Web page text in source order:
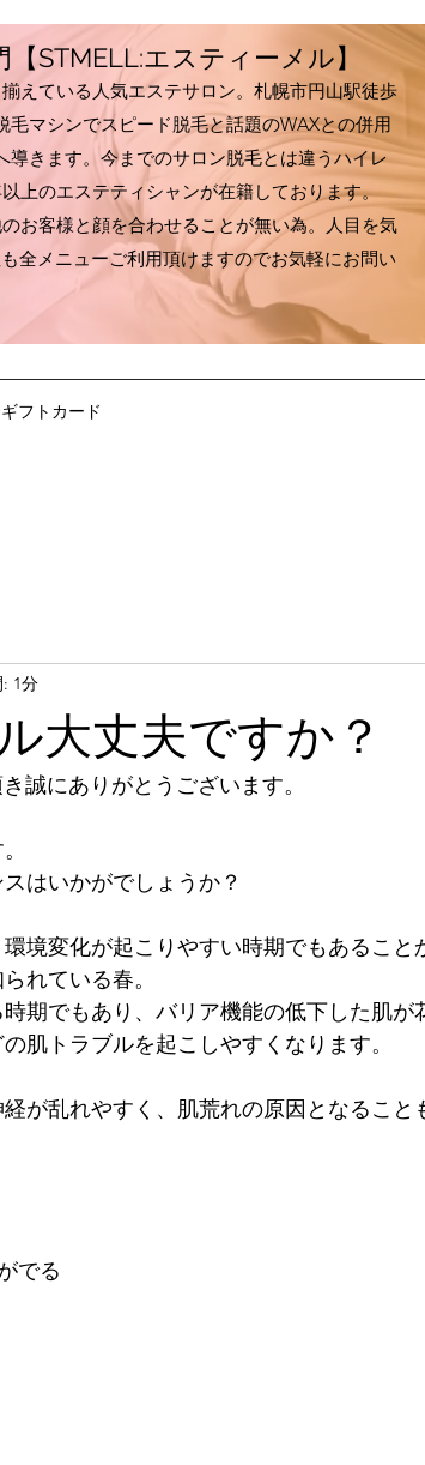
STMELL:エスティーメル】
えている人気エステサロン。札幌市円山駅徒歩
マシンでスピード脱毛と話題のWAXとの併用
きます。今までのサロン脱毛とは違うハイレ
上のエステティシャンが在籍しております。
お客様と顔を合わせることが無い為。人目を気
全メニューご利用頂けますのでお気軽にお問い
ギフトカード
大丈夫ですか？
1分
誠にありがとうございます。
はいかがでしょうか？
境変化が起こりやすい時期でもあること
れている春。
期でもあり、バリア機能の低下した肌が
肌トラブルを起こしやすくなります。
が乱れやすく、肌荒れの原因となること
でる